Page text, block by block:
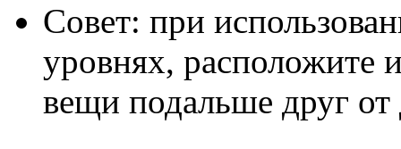
Совет: при
уровнях, расположите
вещи подальше друг от